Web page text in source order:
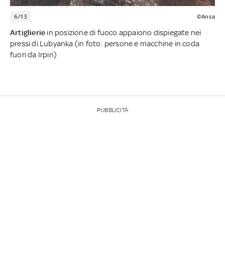
6/13 ©Ansa
Artiglierie in posizione di fuoco appaiono dispiegate nei
pressi di Lubyanka (in foto: persone e macchine in coda
fuori da Irpin)
PUBBLICITÀ